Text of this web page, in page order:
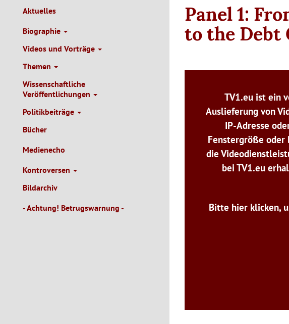
Main
Navigation
de
Aktuelles
Biographie
Videos und Vorträge
Themen
Wissenschaftliche
Veröffentlichungen
Politikbeiträge
Bücher
Medienecho
Kontroversen
Bildarchiv
- Achtung! Betrugswarnung -
Panel 1:
to the Debt
TV1.eu ist ein
Auslieferung von
IP-Adresse
Fenstergröße oder
die
bei TV1.eu
Bitte hier klicken,